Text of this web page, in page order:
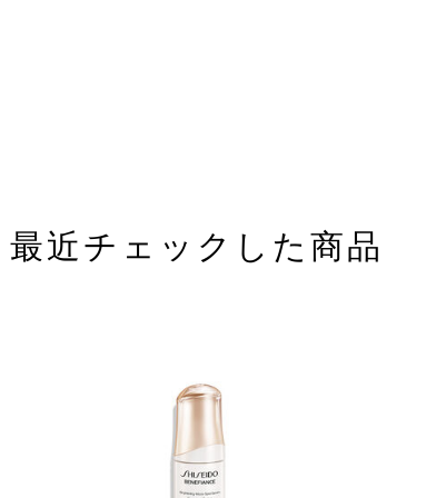
最近チェックした商品